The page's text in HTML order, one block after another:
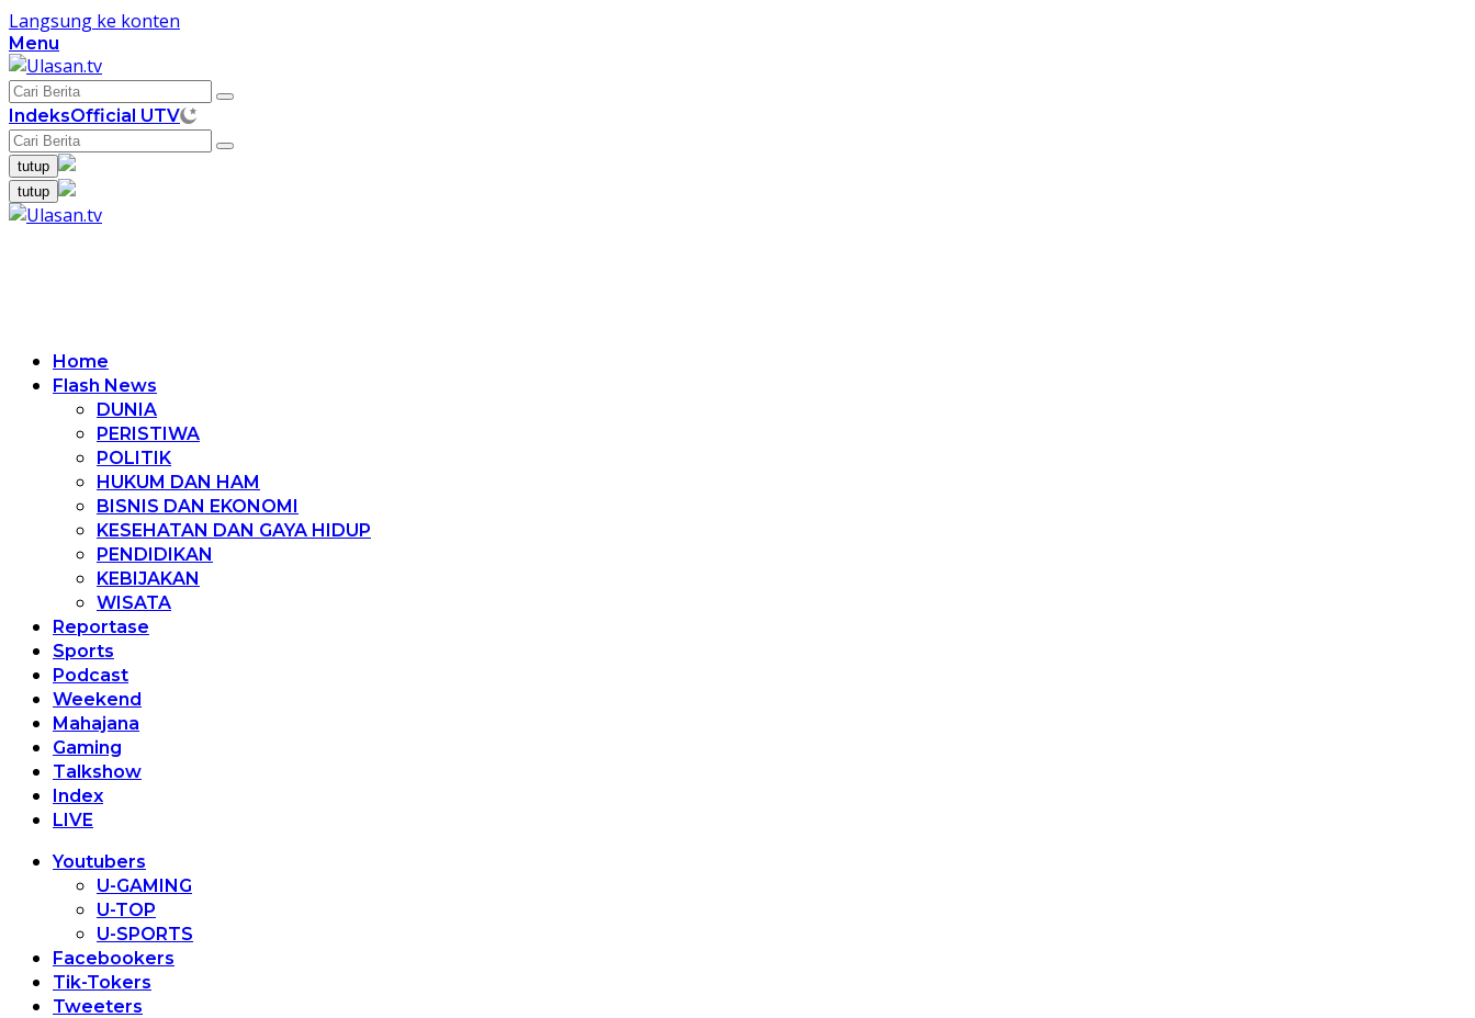
Langsung ke konten
Menu
IndeksOfficial UTV
tutup
tutup
Home
Flash News
DUNIA
PERISTIWA
POLITIK
HUKUM DAN HAM
BISNIS DAN EKONOMI
KESEHATAN DAN GAYA HIDUP
PENDIDIKAN
KEBIJAKAN
WISATA
Reportase
Sports
Podcast
Weekend
Mahajana
Gaming
Talkshow
Index
LIVE
Youtubers
U-GAMING
U-TOP
U-SPORTS
Facebookers
Tik-Tokers
Tweeters